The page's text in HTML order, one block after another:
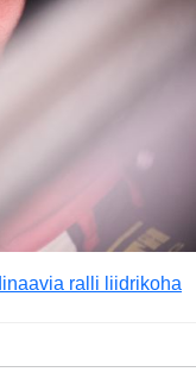
ralli liidrikoha